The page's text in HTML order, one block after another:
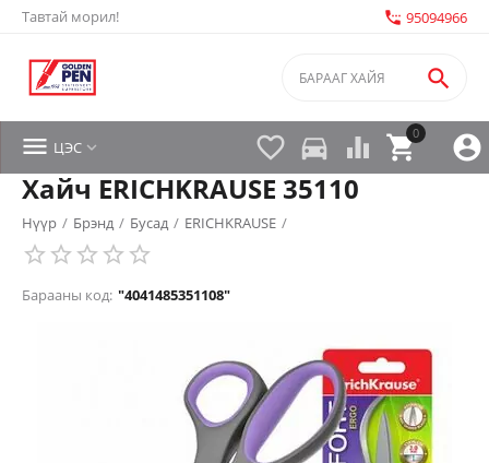
Тавтай морил! settings_phone 95094966


0

 directions_car 
 ЦЭС 
Хайч ERICHKRAUSE 35110
Нүүр / Брэнд / Бусад / ERICHKRAUSE /
Барааны код: "4041485351108"